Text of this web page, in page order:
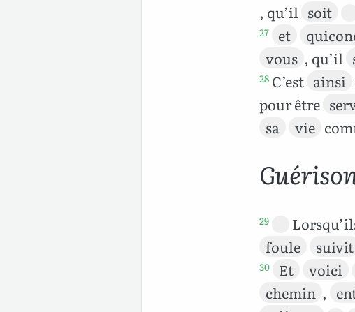
, qu’il soit
27 et
vous , qu’il
28 C’est ainsi
pour être
sa
vie
29
foule
suivit
30 Et voici
chemin ,